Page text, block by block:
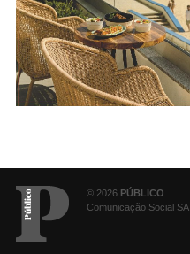
© 2026 PÚBLICO
Comunicação Social SA